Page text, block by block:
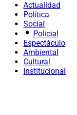
Actualidad
Política
Social
Policial
Espectáculo
Ambiental
Cultural
Institucional